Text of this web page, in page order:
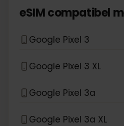
eSIM compatibel
Google Pixel 3
Google Pixel 3 XL
Google Pixel 3a
Google Pixel 3a XL